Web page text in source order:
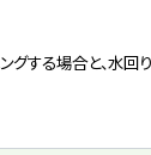
グする場合と、水回